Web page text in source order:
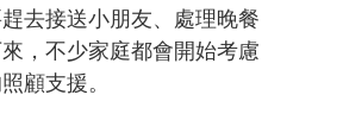
去接送小朋友、處理晚餐
，不少家庭都會開始考慮
顧支援。